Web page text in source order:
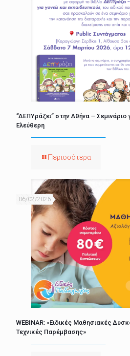
“ΔΕΠΥράζει” στην Αθήνα –
Ελεύθερη
Περισσότερα
06/02/2026
WEBINAR: «Ειδικές Μαθησιακές
Τεχνικές Παρέμβασης»